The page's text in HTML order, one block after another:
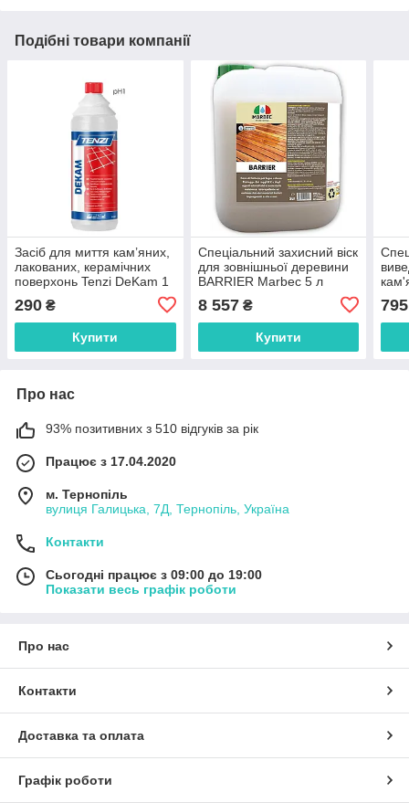
Подібні товари компанії
Засіб для миття кам’яних,
лакованих, керамічних
поверхонь Tenzi DeKam 1
290 ₴
Купити
Спеціальний захисний віск
для зовнішньої деревини
BARRIER Marbec 5 л
8 557₴
Купити
795
Про нас
93% позитивних з 510 відгуків за рік
Працює з 17.04.2020
м. Тернопіль
вулиця Галицька, 7Д, Тернопіль, Україна
Контакти
Сьогодні працює з 09:00 до 19:00
Показати весь графік роботи
Про нас
Контакти
Доставка та оплата
Графік роботи